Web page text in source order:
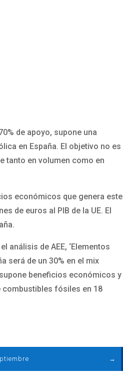
de apoyo, supone una
en España. El objetivo no es
tanto en volumen como en
económicos que genera este
de euros al PIB de la UE. El
análisis de AEE, ‘Elementos
será de un 30% en el mix
beneficios económicos y
combustibles fósiles en 18
→